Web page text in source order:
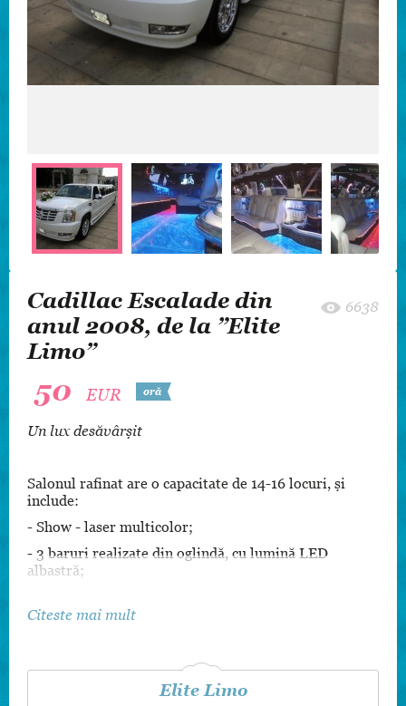
Cadillac Escalade din
anul 2008, de la ”Elite
Limo”
6638
50 EUR oră
Un lux desăvârșit
Salonul rafinat are o capacitate de 14-16 locuri, și
include:
- Show - laser multicolor;
- 3 baruri realizate din oglindă, cu lumină LED
albastră;
- Aer condiționat;
televizore cu diagonala de 17 cm, amplasate în părțile
Citeste mai mult
Elite Limo